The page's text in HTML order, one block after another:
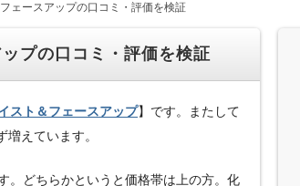
ェースアップの口コミ・評価を検証
プの口コミ・評価を検証
スト＆フェースアップ】です。またして
えています。
。どちらかというと価格帯は上の方。化